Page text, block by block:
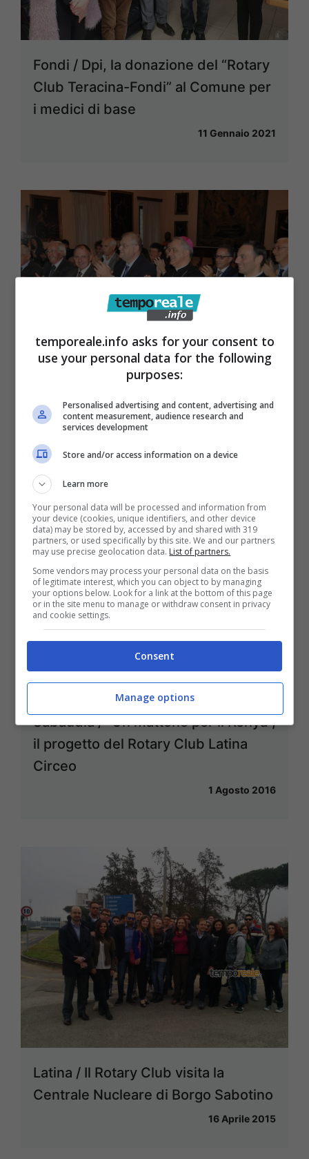
Fondi / Dpi, la donazione del “Rotary
Club Teracina-Fondi” al Comune per
i medici di base
11 Gennaio 2021
per la lotta alla poliomelite
Sabaudia / “Un mattone per il Kenya”,
il progetto del Rotary Club Latina
Circeo
1 Agosto 2016
Latina / Il Rotary Club visita la
Centrale Nucleare di Borgo Sabotino
16 Aprile 2015
temporeale.info asks for your consent to
use your personal data for the following
purposes:
Personalised advertising and content, advertising and
content measurement, audience research and
services development
Store and/or access information on a device
Learn more
Your personal data will be processed and information from
your device (cookies, unique identifiers, and other device
data) may be stored by, accessed by and shared with 319
partners, or used specifically by this site. We and our partners
may use precise geolocation data. List of partners.
Some vendors may process your personal data on the basis
of legitimate interest, which you can object to by managing
your options below. Look for a link at the bottom of this page
or in the site menu to manage or withdraw consent in privacy
and cookie settings.
Consent
Manage options